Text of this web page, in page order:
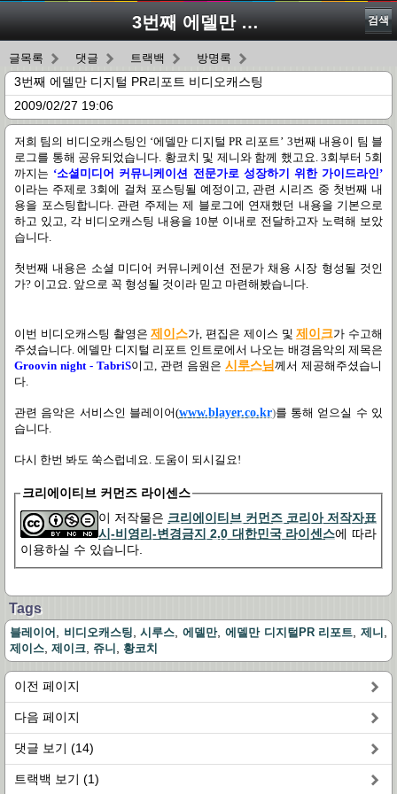
3번째 에델만 디지털 PR리포트 비디오캐스팅 검색
글목록 댓글 트랙백 방명록
3번째 에델만 디지털 PR리포트 비디오캐스팅
2009/02/27 19:06
저희 팀의 비디오캐스팅인 ‘에델만 디지털 PR 리포트’ 3번째 내용이 팀 블
로그를 통해 공유되었습니다. 황코치 및 제니와 함께 했고요. 3회부터 5회
까지는 ‘소셜미디어 커뮤니케이션 전문가로 성장하기 위한 가이드라인’
이라는 주제로 3회에 걸쳐 포스팅될 예정이고, 관련 시리즈 중 첫번째 내
용을 포스팅합니다. 관련 주제는 제 블로그에 연재했던 내용을 기본으로
하고 있고, 각 비디오캐스팅 내용을 10분 이내로 전달하고자 노력해 보았
습니다.
첫번째 내용은 소셜 미디어 커뮤니케이션 전문가 채용 시장 형성될 것인
가? 이고요. 앞으로 꼭 형성될 것이라 믿고 마련해봤습니다.
이번 비디오캐스팅 촬영은제이스가, 편집은 제이스 및제이크가 수고해
주셨습니다.에델만 디지털 리포트 인트로에서 나오는 배경음악의 제목은
Groovin night - TabriS이고, 관련 음원은 시 루스님께서 제공해주셨습니
다.
관련 음악은 서비스인 블레이어(www.blayer.co.kr)를 통해 얻으실 수 있
습니다.
다시 한번 봐도 쑥스럽네요. 도움이 되시길요!
크리에이티브 커먼즈 라이센스
이 저작물은 크리에이티브 커먼즈 코리아 저작자표
시-비영리-변경금지 2.0 대한민국 라이센스에 따라
이용하실 수 있습니다.
Tags
블레이어 비디오캐스팅 ,시루스 ,에델만, 에델만 디지털PR 리포트 ,제니
제이스 제이크 쥬니 황코치
이전 페이지
다음 페이지
댓글 보기 (14)
트랙백 보기 (1)